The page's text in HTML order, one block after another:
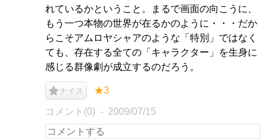
れているかということ。まるで画面の向こうに、
もう一つ本物の世界が在るかのように・・・だか
らこそアムロヤシャアのような「特別」ではなく
ても、存在する全ての「キャラクター」を生身に
感じる群像劇が成立するのだろう。
ナイス ★3
コメント(0) 2009/07/15